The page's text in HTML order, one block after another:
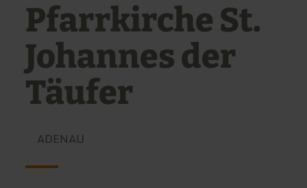
Pfarrkirche St.
Johannes der
Täufer
ADENAU